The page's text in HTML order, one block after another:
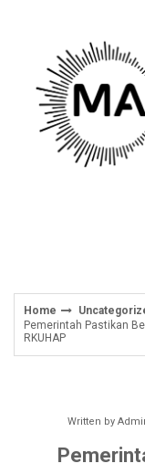
Home
Pemerintah Pastikan
RKUHAP
Written by